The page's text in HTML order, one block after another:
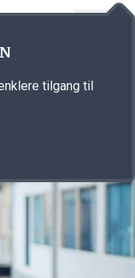
tilgang til